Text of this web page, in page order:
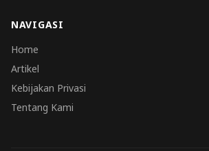
NAVIGASI
Home
Artikel
Kebijakan Privasi
Tentang Kami